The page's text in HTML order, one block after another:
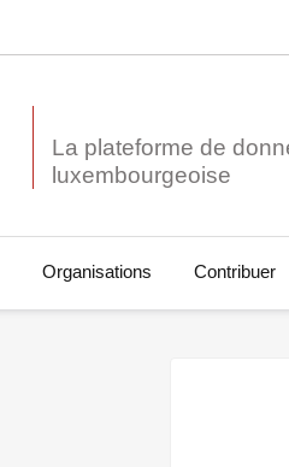
La plateforme de
Organisations Contribuer